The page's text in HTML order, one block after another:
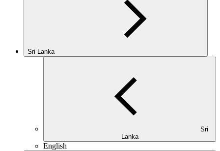
Sri Lanka
Lanka
English